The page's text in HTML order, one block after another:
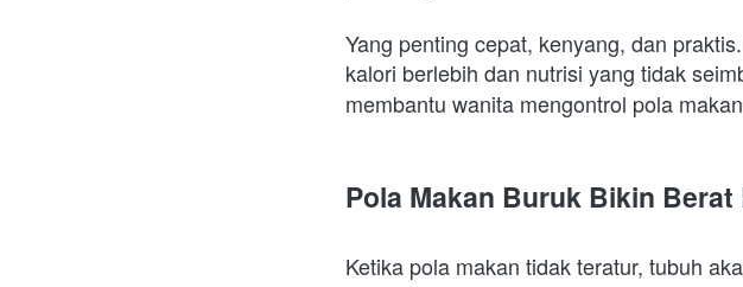
Yang penting cepat, kenyang, dan
kalori berlebih dan nutrisi yang tidak
membantu wanita mengontrol pola
Pola Makan Buruk Bikin Berat
Ketika pola makan tidak teratur, tubuh